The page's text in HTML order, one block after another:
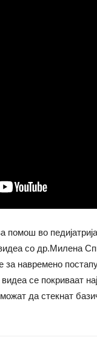
помош во
со др.Милена
за навремено
се покриваат
да стекнат